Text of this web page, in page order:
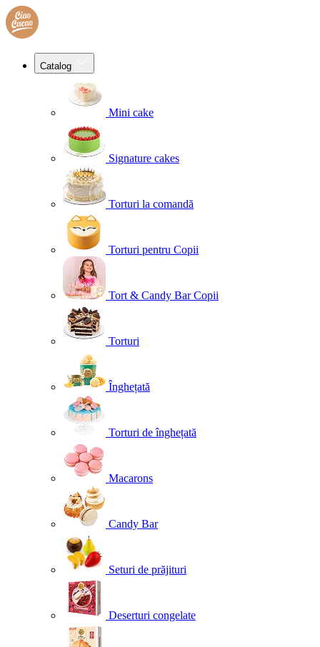
Catalog
Mini cake
Signature cakes
Torturi la comandă
Torturi pentru Copii
Tort & Candy Bar Copii
Torturi
Înghețată
Torturi de înghețată
Macarons
Candy Bar
Seturi de prăjituri
Deserturi congelate